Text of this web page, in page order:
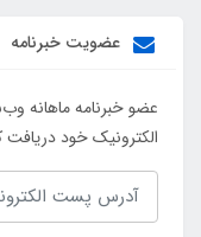
عضویت خبرنامه
عضو خبرنامه ماهانه
الکترونیک خود دریافت